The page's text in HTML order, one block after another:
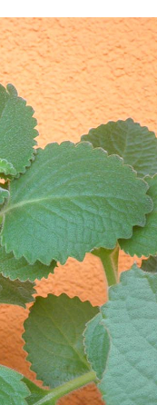
Čvc
2026
27
Zateplení šikmé
střechy
Čvc
2026
15
Nenáročné
rostliny – 8 tipů,
vydrží